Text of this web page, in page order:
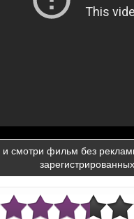
и смотри фильм без